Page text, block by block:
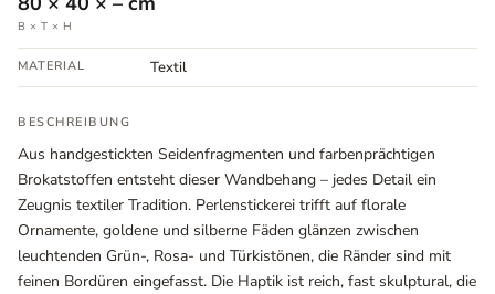
B × T × H
MATERIAL Textil
BESCHREIBUNG
Aus handgestickten Seidenfragmenten und farbenprächtigen
Brokatstoffen entsteht dieser Wandbehang – jedes Detail ein
Zeugnis textiler Tradition. Perlenstickerei trifft auf florale
Ornamente, goldene und silberne Fäden glänzen zwischen
leuchtenden Grün-, Rosa- und Türkistönen, die Ränder sind mit
feinen Bordüren eingefasst. Die Haptik ist reich, fast skulptural, die